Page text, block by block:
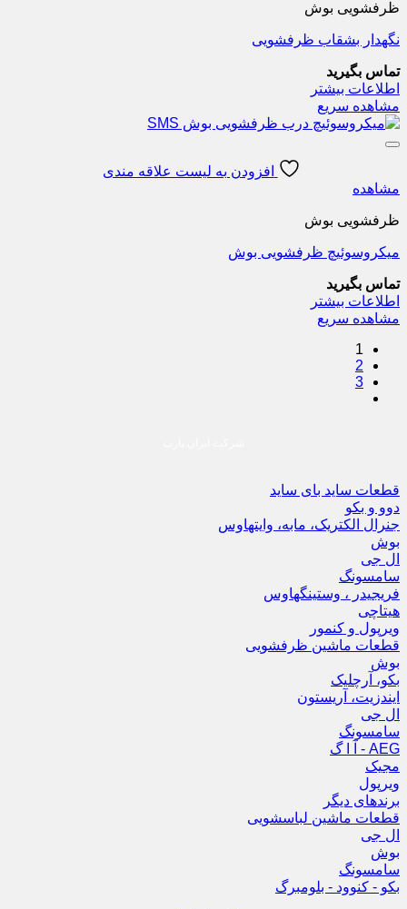
ظرفشویی بوش
نگهدار بشقاب ظرفشویی
تماس بگیرید
اطلاعات بیشتر
مشاهده سریع
افزودن به لیست علاقه مندی
مشاهده
ظرفشویی بوش
میکروسوئیچ ظرفشویی بوش
تماس بگیرید
اطلاعات بیشتر
مشاهده سریع
1
2
3
قطعات ساید بای ساید
دوو و بکو
جنرال الکتریک، مابه، وایتهاوس
بوش
ال جی
سامسونگ
فریجیدر ، وستینگهاوس
هیتاچی
ویرپول و کنمور
قطعات ماشین ظرفشویی
بوش
بکو، آرچلیک
ایندزیت، آریستون
ال جی
سامسونگ
AEG - آ ا گ
مجیک
ویرپول
برندهای دیگر
قطعات ماشین لباسشویی
ال جی
بوش
سامسونگ
بکو - کنوود - بلومبرگ